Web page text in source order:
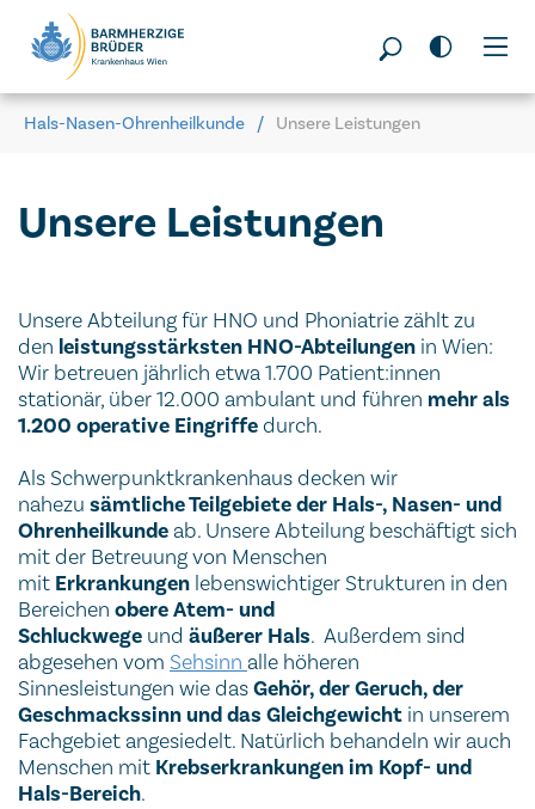
Seitenbereiche:
Hals-Nasen-Ohrenheilkunde Unsere Leistungen
Unsere Leistungen
Unsere Abteilung für HNO und Phoniatrie zählt zu
den leistungsstärksten HNO-Abteilungen in Wien:
Wir betreuen jährlich etwa 1.700 Patient:innen
stationär, über 12.000 ambulant und führen mehr als
1.200 operative Eingriffedurch.
Als Schwerpunktkrankenhaus decken wir
nahezu sämtliche Teilgebiete der Hals-, Nasen- und
Ohrenheilkunde ab. Unsere Abteilung beschäftigt sich
mit der Betreuung von Menschen
mit Erkrankungen lebenswichtiger Strukturen in den
Bereichen obere Atem- und
Schluckwege und äußerer Hals. Außerdem sind
abgesehen vom Sehsinn alle höheren
Sinnesleistungen wie dasGehör, der Geruch, der
Geschmackssinn und das Gleichgewicht in unserem
Fachgebiet angesiedelt. Natürlich behandeln wir auch
Menschen mit Krebserkrankungenim Kopf- und
Hals-Bereich.